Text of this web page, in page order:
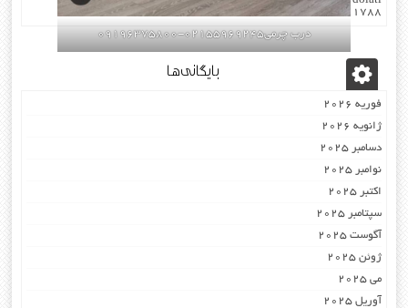
درب چرمی02155969245-09196375800
۰۹۳۰۷۸۰۱۷۸۸
بایگانی‌ها
فوریه 2026
ژانویه 2026
دسامبر 2025
نوامبر 2025
اکتبر 2025
سپتامبر 2025
آگوست 2025
ژوئن 2025
می 2025
آوریل 2025